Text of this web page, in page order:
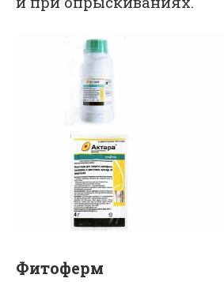
Фитоферм